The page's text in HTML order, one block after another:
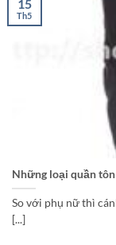
Những loại quần
So với phụ nữ thì
[...]
15
Th5